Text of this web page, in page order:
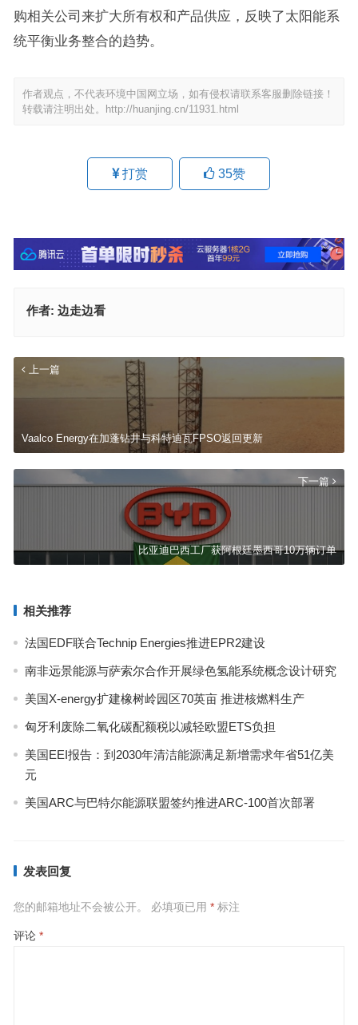
购相关公司来扩大所有权和产品供应，反映了太阳能系
统平衡业务整合的趋势。
作者观点，不代表环境中国网立场，如有侵权请联系客服删除链接！
转载请注明出处。
http://huanjing.cn/11931.html
打赏 35赞
作者: 边走边看
上一篇
Vaalco Energy在加蓬钻井与科特迪瓦FPSO返回更新
下一篇
比亚迪巴西工厂获阿根廷墨西哥10万辆订单
相关推荐
法国EDF联合Technip Energies推进EPR2建设
南非远景能源与萨索尔合作开展绿色氢能系统概念设计研究
美国X-energy扩建橡树岭园区70英亩 推进核燃料生产
匈牙利废除二氧化碳配额税以减轻欧盟ETS负担
美国EEI报告：到2030年清洁能源满足新增需求年省51亿美
元
美国ARC与巴特尔能源联盟签约推进ARC-100首次部署
发表回复
您的邮箱地址不会被公开。 必填项已用 *标注
评论 *